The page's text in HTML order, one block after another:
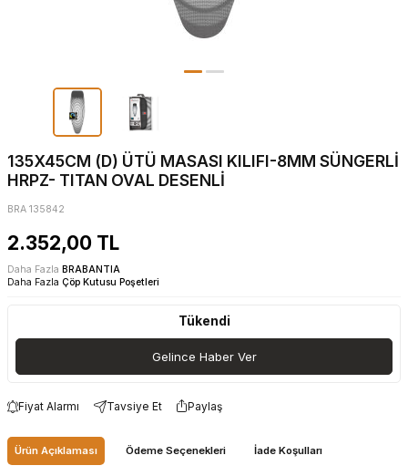
135X45CM (D) ÜTÜ MASASI KILIFI-8MM SÜNGERLİ
HRPZ- TITAN OVAL DESENLİ
BRA 135842
2.352,00 TL
Daha Fazla BRABANTIA
Daha Fazla Çöp Kutusu Poşetleri
Tükendi
Gelince Haber Ver
Fiyat Alarmı Tavsiye Et Paylaş
Ürün Açıklaması Ödeme Seçenekleri İade Koşulları